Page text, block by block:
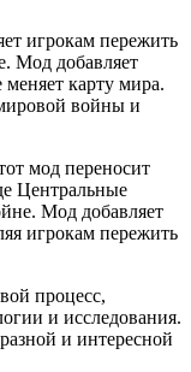
игрокам пережить
Мод добавляет
карту мира.
войны и
мод переносит
Центральные
Мод добавляет
игрокам пережить
процесс,
и исследования.
и интересной